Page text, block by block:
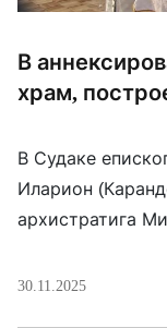
В
храм,
В Судаке
Иларион
архистратига
России медиа,
30.11.2025